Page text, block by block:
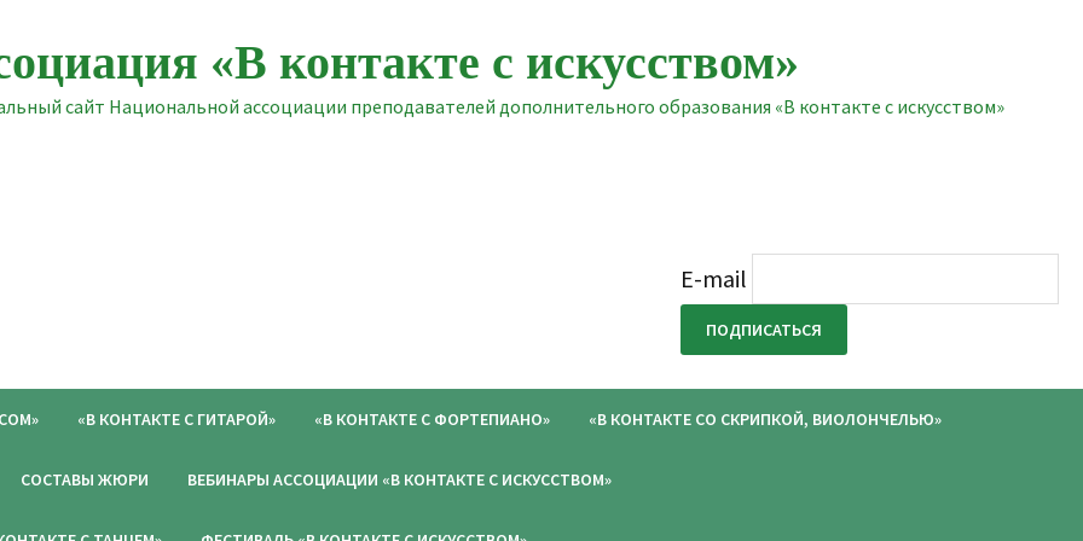
«В контакте с искусством»
сайт Национальной ассоциации преподавателей дополнительного образования «В контакте с искусством»
E-mail
«В КОНТАКТЕ С ГИТАРОЙ» «В КОНТАКТЕ С ФОРТЕПИАНО» «В КОНТАКТЕ СО СКРИПКОЙ, ВИОЛОНЧЕЛЬЮ»
СОСТАВЫ ЖЮРИ ВЕБИНАРЫ АССОЦИАЦИИ «В КОНТАКТЕ С ИСКУССТВОМ»